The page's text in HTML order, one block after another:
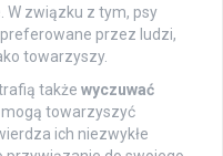
W związku z tym, psy
przez ludzi,
towarzyszy.
także wyczuwać
mogą towarzyszyć
ich niezwykłe